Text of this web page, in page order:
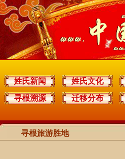
姓氏新闻
姓氏文化
寻根溯源
迁移分布
寻根旅游胜地